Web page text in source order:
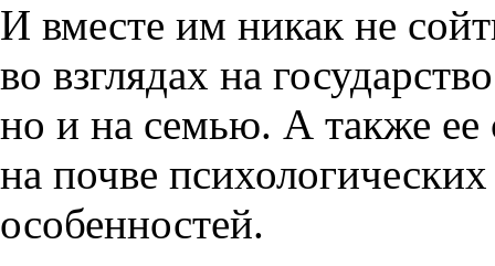
И вместе им никак не
во взглядах на
но и на семью. А также ее
на почве
особенностей.